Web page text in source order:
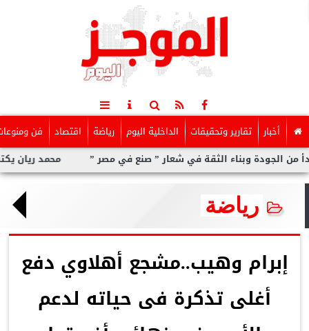
أخبار تقارير وتحقيقات الداخلية اليوم رياضة اقتصاد فن
محمد ريان يكتب: ماالذى وبناء الثقة في شعار ” صنع في مصر ”
رياضة
إبرام وهيب..مشجع أهلاوي دفع
أغلى تذكرة فى حياته لدعم